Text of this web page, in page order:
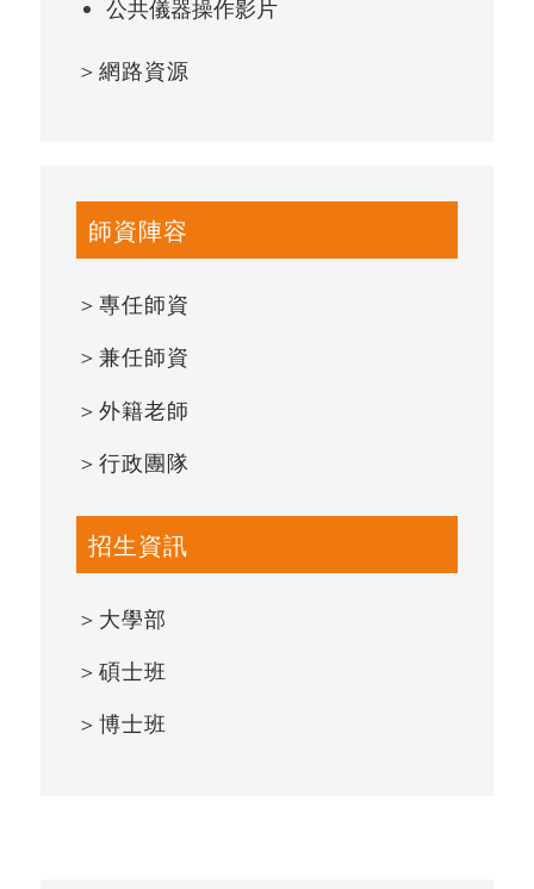
公共儀器操作影片
＞ 網路資源
師資陣容
＞ 專任師資
＞ 兼任師資
＞ 外籍老師
＞ 行政團隊
招生資訊
＞ 大學部
＞ 碩士班
＞ 博士班